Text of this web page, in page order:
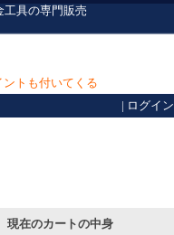
工具の専門販売
トも付いてくる
| ログイン
現在のカートの中身